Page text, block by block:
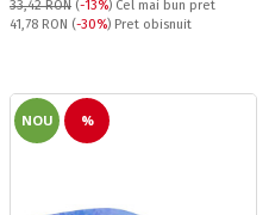
33,42 RON (-13%) Cel mai bun pret
Pret obisnuit:
41,78 RON (-30%) Pret obisnuit
NOU %